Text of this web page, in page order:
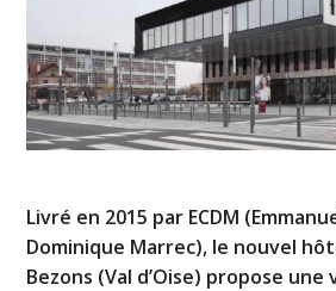
Livré en 2015 par ECDM
Dominique Marrec), le nouvel
Bezons (Val d’Oise) propose